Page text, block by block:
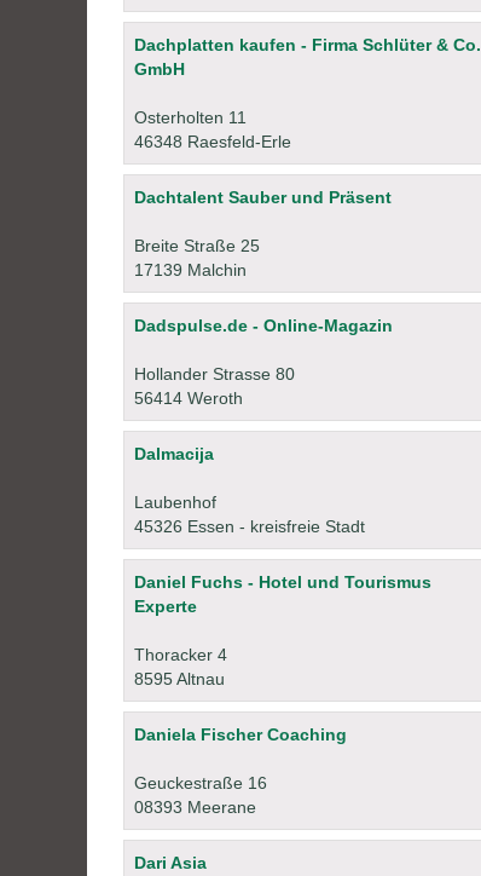
Dachplatten kaufen - Firma Schlüter & Co.
GmbH
Osterholten 11
46348 Raesfeld-Erle
Dachtalent Sauber und Präsent
Breite Straße 25
17139 Malchin
Dadspulse.de - Online-Magazin
Hollander Strasse 80
56414 Weroth
Dalmacija
Laubenhof
45326 Essen - kreisfreie Stadt
Daniel Fuchs - Hotel und Tourismus
Experte
Thoracker 4
8595 Altnau
Daniela Fischer Coaching
Geuckestraße 16
08393 Meerane
Dari Asia